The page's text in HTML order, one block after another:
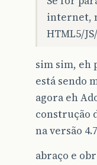
internet,
HTML5/
sim sim, eh
está sendo
agora eh
construção
na versão
abraço e